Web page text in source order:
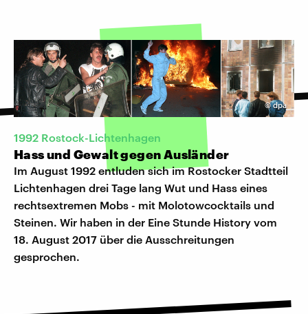
©dpa
1992 Rostock-Lichtenhagen
Hass und Gewalt gegen Ausländer
Im August 1992 entluden sich im Rostocker Stadtteil
Lichtenhagen drei Tage lang Wut und Hass eines
rechtsextremen Mobs - mit Molotowcocktails und
Steinen. Wir haben in der Eine Stunde History vom
18. August 2017 über die Ausschreitungen
gesprochen.